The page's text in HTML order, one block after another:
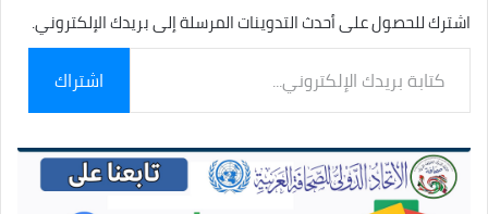
اشترك للحصول على أحدث التدوينات المرسلة إلى بريدك الإلكتروني.
بريدك
الإلكتروني...
اشتراك